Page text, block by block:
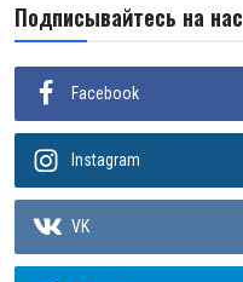
Подписывайтесь на нас
Facebook
Instagram
VK